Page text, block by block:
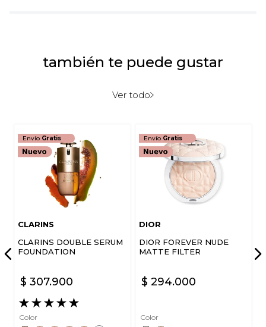
también te puede gustar
Ver todo
Envío Gratis
CLARINS
CLARINS DOUBLE SERUM
FOUNDATION
$ 307.900
★★★★★
Color
Envío Gratis
DIOR
DIOR FOREVER NUDE
MATTE FILTER
$ 294.000
Color